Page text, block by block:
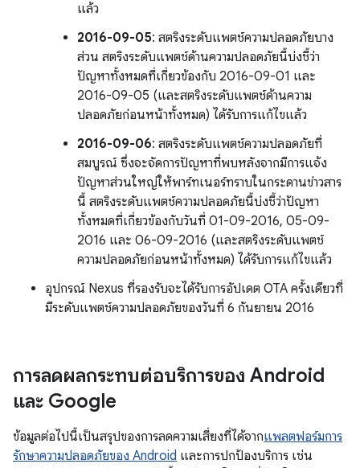
แล้ว
2016-09-05: สตริงระดับแพตช์ความปลอดภัยบาง
ส่วน สตริงระดับแพตช์ด้านความปลอดภัยนี้บ่งชี้ว่า
ปัญหาทั้งหมดที่เกี่ยวข้องกับ 2016-09-01 และ
2016-09-05 (และสตริงระดับแพตช์ด้านความ
ปลอดภัยก่อนหน้าทั้งหมด) ได้รับการแก้ไขแล้ว
2016-09-06: สตริงระดับแพตช์ความปลอดภัยที่
สมบูรณ์ ซึ่งจะจัดการปัญหาที่พบหลังจากมีการแจ้ง
ปัญหาส่วนใหญ่ให้พาร์ทเนอร์ทราบในกระดานข่าวสาร
นี้ สตริงระดับแพตช์ความปลอดภัยนี้บ่งชี้ว่าปัญหา
ทั้งหมดที่เกี่ยวข้องกับวันที่ 01-09-2016, 05-09-
2016 และ 06-09-2016 (และสตริงระดับแพตช์
ความปลอดภัยก่อนหน้าทั้งหมด) ได้รับการแก้ไขแล้ว
อุปกรณ์ Nexus ที่รองรับจะได้รับการอัปเดต OTA ครั้งเดียวที่
มีระดับแพตช์ความปลอดภัยของวันที่ 6 กันยายน 2016
การลดผลกระทบต่อบริการของ Android
และ Google
ข้อมูลต่อไปนี้เป็นสรุปของการลดความเสี่ยงที่ได้จากแพลตฟอร์มการ
รักษาความปลอดภัยของ Android และการปกป้องบริการ เช่น